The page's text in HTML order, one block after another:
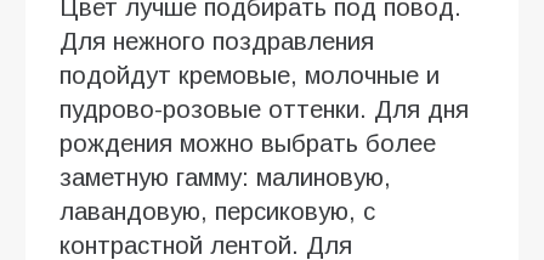
Цвет лучше подбирать под повод.
Для нежного поздравления
подойдут кремовые, молочные и
пудрово-розовые оттенки. Для дня
рождения можно выбрать более
заметную гамму: малиновую,
лавандовую, персиковую, с
контрастной лентой. Для